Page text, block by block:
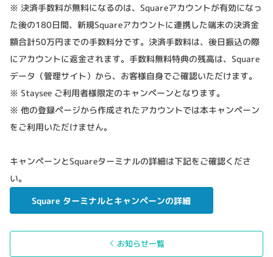
※ 決済手数料が無料になるのは、Squareアカウントが有効になっ
た後の180日間、新規Squareアカウントに連携した端末の決済金
額合計50万円までの手数料分です。決済手数料は、後日振込の際
にアカウントに返金されます。手数料無料特典の残高は、Square
データ（管理サイト）から、お客様自身でご確認いただけます。
※ Staysee ご利用者様限定のキャンペーンとなります。
※ 他の登録ページから作成されたアカウントでは本キャンペーン
をご利用いただけません。
キャンペーンとSquareターミナルの詳細は下記をご確認くださ
い。
Square ターミナルとキャンペーンの詳細
お知らせ一覧